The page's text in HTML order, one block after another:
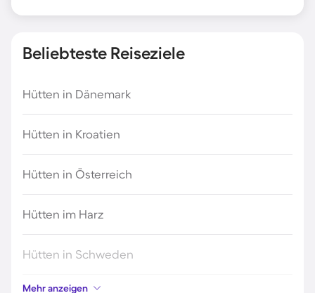
Beliebteste Reiseziele
Hütten in Dänemark
Hütten in Kroatien
Hütten in Österreich
Hütten im Harz
Hütten in Schweden
Mehr anzeigen